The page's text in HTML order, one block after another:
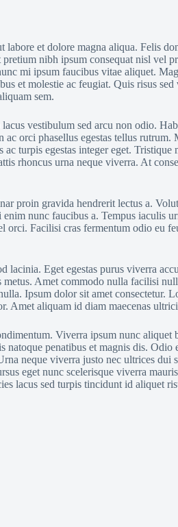
et dolore magna aliqua. Felis
nibh ipsum consequat nisl vel
mi ipsum faucibus vitae aliquet.
et molestie ac feugiat. Quis risus
sem.
vestibulum sed arcu non odio.
orci phasellus egestas tellus
turpis egestas integer eget.
rhoncus urna neque viverra. At
proin gravida hendrerit lectus a.
nunc faucibus a. Tempus iaculis
Facilisi cras fermentum odio eu
Eget egestas purus viverra
Amet commodo nulla facilisi
Ipsum dolor sit amet
Amet aliquam id diam maecenas
Viverra ipsum nunc
penatibus et magnis dis.
neque viverra justo nec ultrices
eget nunc scelerisque viverra
lacus sed turpis tincidunt id aliquet